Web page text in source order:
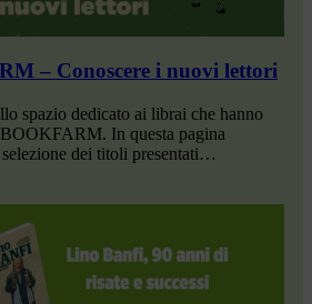
– Conoscere i nuovi lettori
spazio dedicato ai librai che hanno
In questa pagina
dei titoli presentati…